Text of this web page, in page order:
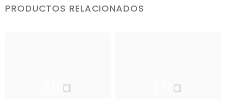
PRODUCTOS RELACIONADOS
Ella Ella